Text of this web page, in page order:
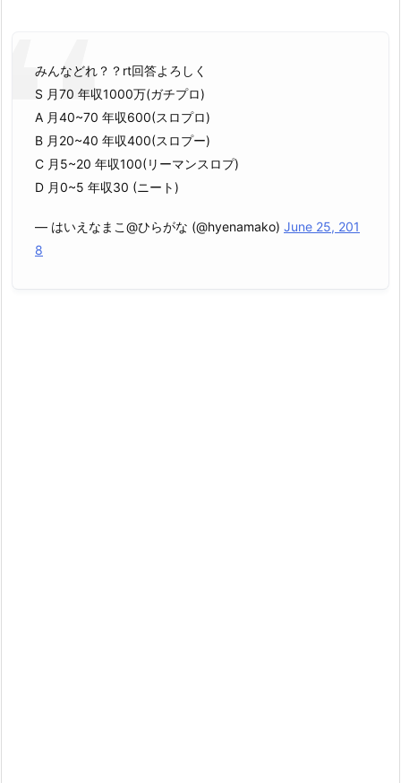
みんなどれ？？rt回答よろしく
S 月70 年収1000万(ガチプロ)
A 月40~70 年収600(スロプロ)
B 月20~40 年収400(スロプー)
C 月5~20 年収100(リーマンスロプ)
D 月0~5 年収30 (ニート)
— はいえなまこ@ひらがな (@hyenamako) June 25, 201
8